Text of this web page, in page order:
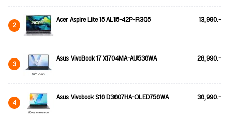
2 Acer Aspire Lite 15 AL15-42P-R3Q5 13,990.-
3 Asus VivoBook 17 X1704MA-AU536WA 28,990.-
4 Asus Vivobook S16 D3607HA-OLED756WA 36,990.-